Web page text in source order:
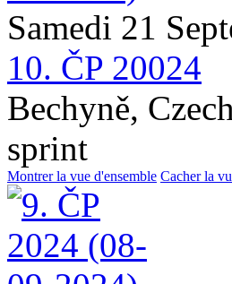
Samedi 21
10. ČP 20024
Bechyně,
sprint
Montrer la vue d'ensemble Cacher la